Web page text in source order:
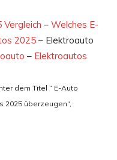
– Welches E-
2025 – Elektroauto
– Elektroautos
dem Titel “ E-Auto
2025 überzeugen“,